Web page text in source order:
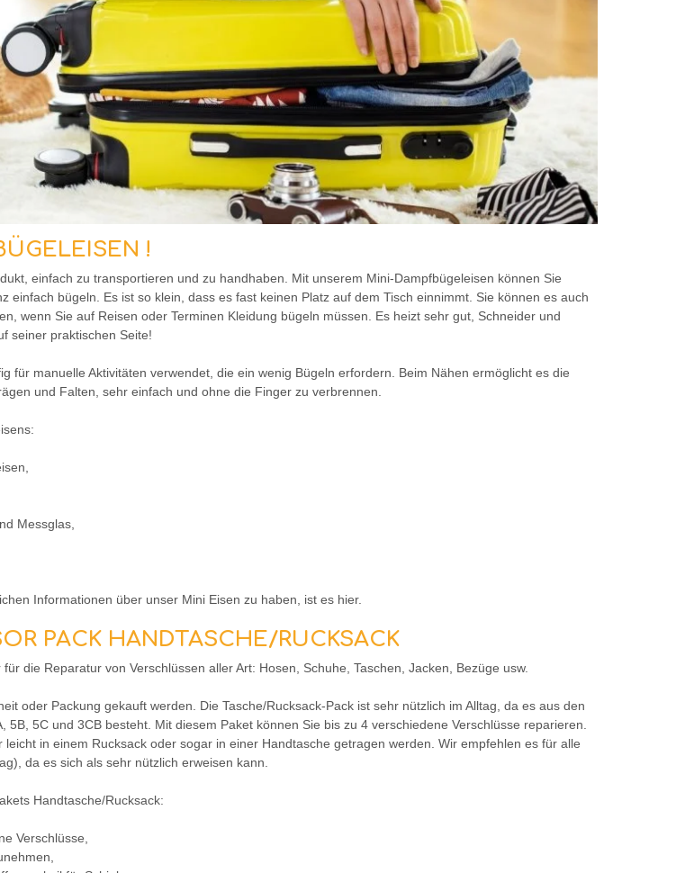
!
einfach zu transportieren und zu handhaben. Mit unserem Mini-Dampfbügeleisen können Sie
einfach bügeln. Es ist so klein, dass es fast keinen Platz auf dem Tisch einnimmt. Sie können es auch
wenn Sie auf Reisen oder Terminen Kleidung bügeln müssen. Es heizt sehr gut, Schneider und
seiner praktischen Seite!
für manuelle Aktivitäten verwendet, die ein wenig Bügeln erfordern. Beim Nähen ermöglicht es die
und Falten, sehr einfach und ohne die Finger zu verbrennen.
Messglas,
Informationen über unser Mini Eisen zu haben, ist es hier.
PACK HANDTASCHE/RUCKSACK
die Reparatur von Verschlüssen aller Art: Hosen, Schuhe, Taschen, Jacken, Bezüge usw.
oder Packung gekauft werden. Die Tasche/Rucksack-Pack ist sehr nützlich im Alltag, da es aus den
5B, 5C und 3CB besteht. Mit diesem Paket können Sie bis zu 4 verschiedene Verschlüsse reparieren.
leicht in einem Rucksack oder sogar in einer Handtasche getragen werden. Wir empfehlen es für alle
da es sich als sehr nützlich erweisen kann.
Handtasche/Rucksack:
Verschlüsse,